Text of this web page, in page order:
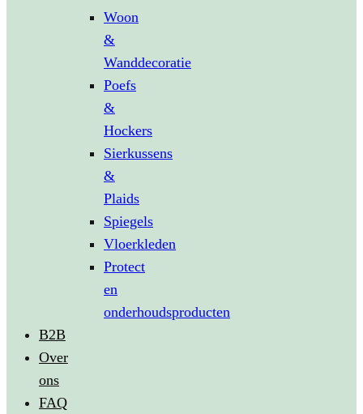
Woon
&
Wanddecoratie
Poefs
&
Hockers
Sierkussens
&
Plaids
Spiegels
Vloerkleden
Protect
en
onderhoudsproducten
B2B
Over
ons
FAQ